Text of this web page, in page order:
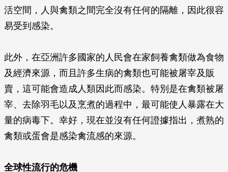
活空間，人與禽類之間完全沒有任何的隔離，因此很容
易受到感染。
此外，在亞洲許多國家的人民會在家飼養禽類做為食物
及經濟來源，而且許多生病的禽類也可能被屠宰及販
賣，這可能會造成人類因此而感染。特別是在禽類被屠
宰、去除羽毛以及烹煮的過程中，最可能使人暴露在大
量的病毒下。幸好，現在並沒有任何證據指出，煮熟的
禽類或蛋會是感染禽流感的來源。
全球性流行的危機